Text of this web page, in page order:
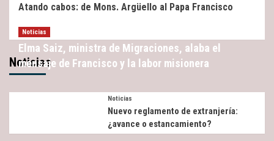
Atando cabos: de Mons. Argüello al Papa Francisco
Noticias
Noticias
Elma Saiz, ministra de Migraciones, alaba el
mensaje de Francisco y la labor misionera
Noticias
Nuevo reglamento de extranjería:
¿avance o estancamiento?